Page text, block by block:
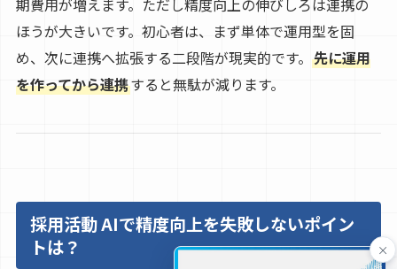
期費用が増えます。ただし精度向上の伸びしろは連携の
ほうが大きいです。初心者は、まず単体で運用型を固
め、次に連携へ拡張する二段階が現実的です。 先に運用
を作ってから連携すると無駄が減ります。
採用活動 AIで精度向上を失敗しないポイン
トは？
×